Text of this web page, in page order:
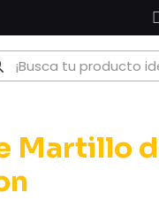
Martillo